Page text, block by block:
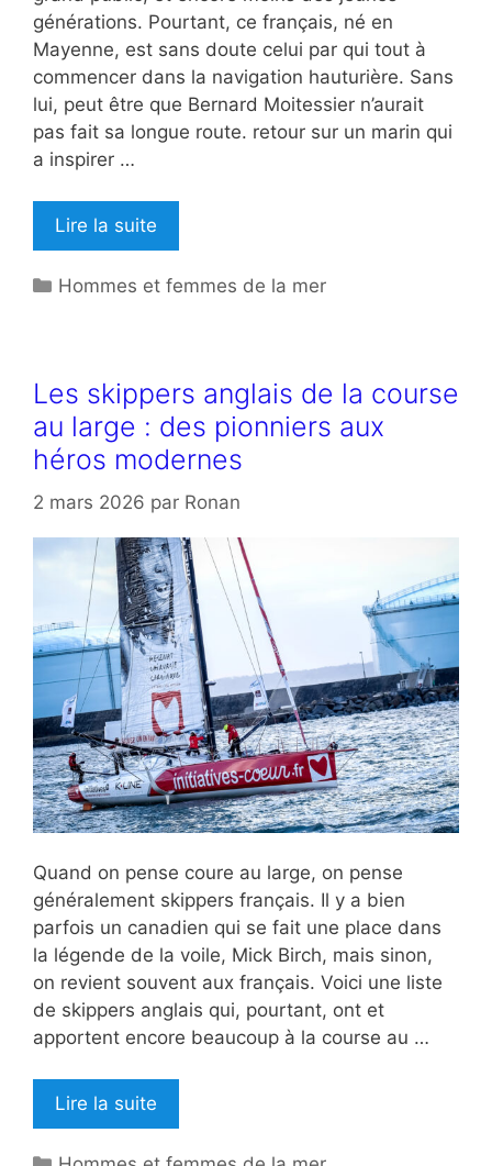
générations. Pourtant, ce français, né en
Mayenne, est sans doute celui par qui tout à
commencer dans la navigation hauturière. Sans
lui, peut être que Bernard Moitessier n’aurait
pas fait sa longue route. retour sur un marin qui
a inspirer …
Lire la suite
Catégories
Hommes et femmes de la mer
Les skippers anglais de la course
au large : des pionniers aux
héros modernes
2 mars 2026 par Ronan
Quand on pense coure au large, on pense
généralement skippers français. Il y a bien
parfois un canadien qui se fait une place dans
la légende de la voile, Mick Birch, mais sinon,
on revient souvent aux français. Voici une liste
de skippers anglais qui, pourtant, ont et
apportent encore beaucoup à la course au …
Lire la suite
Catégories